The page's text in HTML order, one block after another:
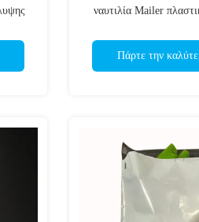
ναυτιλία Mailer
Πάρτε την